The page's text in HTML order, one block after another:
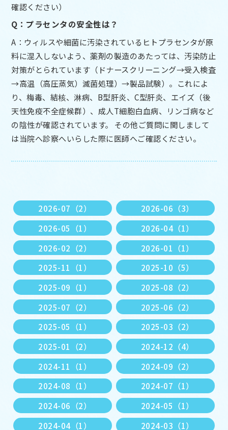
確認ください）
Q：プラセンタの安全性は？
A：ウィルスや細菌に汚染されているヒトプラセンタが原
料に混入しないよう、薬剤の製造のあたっては、汚染防止
対策がとられています（ドナースクリーニング→受入検査
→高温（高圧蒸気）滅菌処理）→製品試験）。これによ
り、梅毒、結核、淋病、B型肝炎、C型肝炎、エイズ（後
天性免疫不全症候群）、成人T細胞白血病、リンゴ病など
の陰性が確認されています。 その他ご質問に関しまして
は当院へ診察へいらした際に医師へご確認ください。
2026-07（2）
2026-06（3）
2026-05（1）
2026-04（1）
2026-02（2）
2026-01（1）
2025-11（1）
2025-10（5）
2025-09（1）
2025-08（2）
2025-07（2）
2025-06（2）
2025-05（1）
2025-03（2）
2025-01（2）
2024-12（4）
2024-11（1）
2024-09（2）
2024-08（1）
2024-07（1）
2024-06（2）
2024-05（1）
2024-04（1）
2024-03（1）